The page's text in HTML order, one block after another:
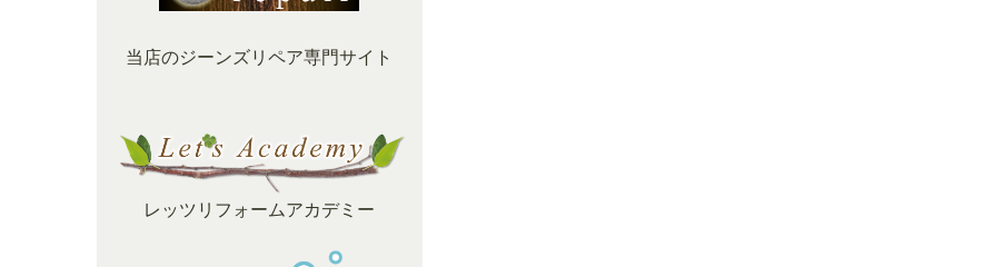
当店のジーンズリペア専門サイト
レッツリフォームアカデミー